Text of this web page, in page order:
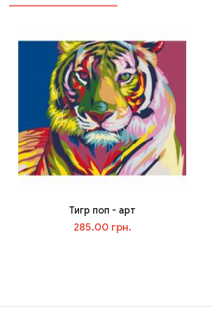
Тигр поп - арт
285.00 грн.